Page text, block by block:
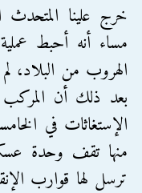
خرج علينا المتحدث
مساء أنه أحبط
الهروب من البلاد،
بعد ذلك أن
الإستغاثات في
منها تقف وحدة
ترسل لها قوارب